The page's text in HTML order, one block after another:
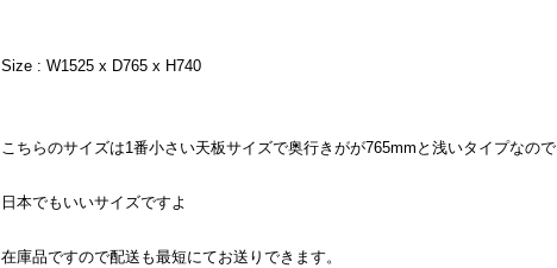
Size : W1525 x D765 x H740
こちらのサイズは1番小さい天板サイズで奥行きがが765mmと浅いタイプなので
日本でもいいサイズですよ
在庫品ですので配送も最短にてお送りできます。